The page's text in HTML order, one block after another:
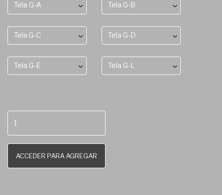
Tela G-A Tela G-B
Tela G-C Tela G-D
Tela G-E Tela G-L
ACCEDER PARA AGREGAR